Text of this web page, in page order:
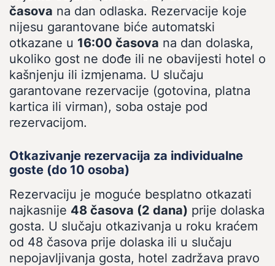
časova na dan odlaska. Rezervacije koje
nijesu garantovane biće automatski
otkazane u 16:00 časova na dan dolaska,
ukoliko gost ne dođe ili ne obavijesti hotel o
kašnjenju ili izmjenama. U slučaju
garantovane rezervacije (gotovina, platna
kartica ili virman), soba ostaje pod
rezervacijom.
Otkazivanje rezervacija za individualne
goste (do 10 osoba)
Rezervaciju je moguće besplatno otkazati
najkasnije 48 časova (2 dana) prije dolaska
gosta. U slučaju otkazivanja u roku kraćem
od 48 časova prije dolaska ili u slučaju
nepojavljivanja gosta, hotel zadržava pravo